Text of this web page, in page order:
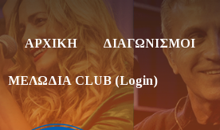
ΑΡΧΙΚΗ ΔΙΑΓΩΝΙΣΜΟΙ
ΜΕΛΩΔΙΑ CLUB (Login)